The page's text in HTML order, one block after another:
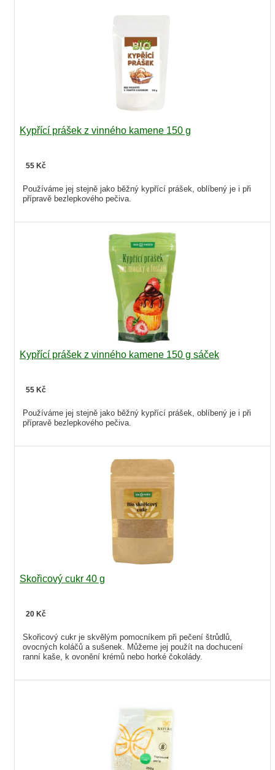
Kypřící prášek z vinného kamene 150 g
55 Kč
Používáme jej stejně jako běžný kypřící prášek, oblíbený je i při
přípravě bezlepkového pečiva.
Kypřící prášek z vinného kamene 150 g sáček
55 Kč
Používáme jej stejně jako běžný kypřící prášek, oblíbený je i při
přípravě bezlepkového pečiva.
Skořicový cukr 40 g
20 Kč
Skořicový cukr je skvělým pomocníkem při pečení štrůdlů,
ovocných koláčů a sušenek. Můžeme jej použít na dochucení
ranní kaše, k ovonění krémů nebo horké čokolády.